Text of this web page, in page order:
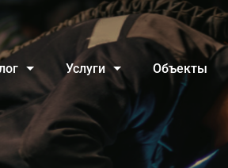
Услуги Объекты